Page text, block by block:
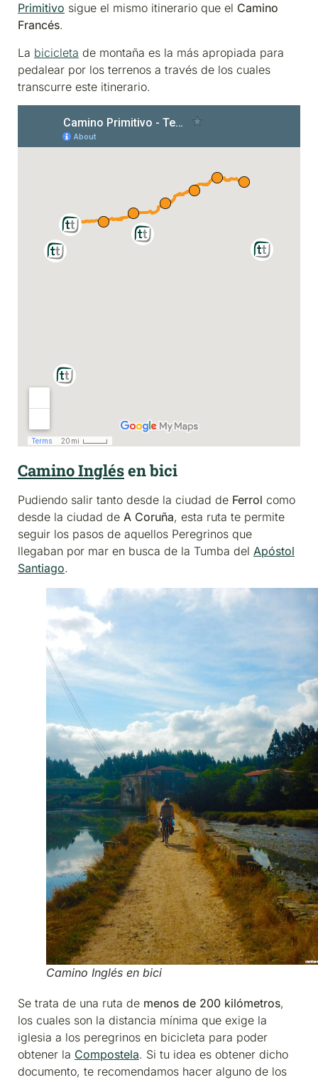
Primitivo sigue el mismo itinerario que el Camino
Francés.
La bicicleta de montaña es la más apropiada para
pedalear por los terrenos a través de los cuales
transcurre este itinerario.
Camino Inglésen bici
Pudiendo salir tanto desde la ciudad de Ferrol como
desde la ciudad de A Coruña, esta ruta te permite
seguir los pasos de aquellos Peregrinos que
llegaban por mar en busca de la Tumba del Apóstol
Santiago.
Camino Inglés en bici
Se trata de una ruta de menos de 200 kilómetros,
los cuales son la distancia mínima que exige la
iglesia a los peregrinos en bicicleta para poder
obtener la Compostela. Si tu idea es obtener dicho
documento, te recomendamos hacer alguno de los